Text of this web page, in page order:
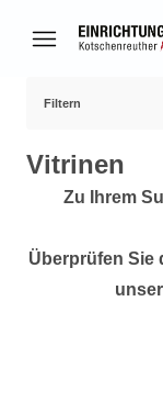
Filtern
Vitrinen
Zu Ihrem
Überprüfen Sie